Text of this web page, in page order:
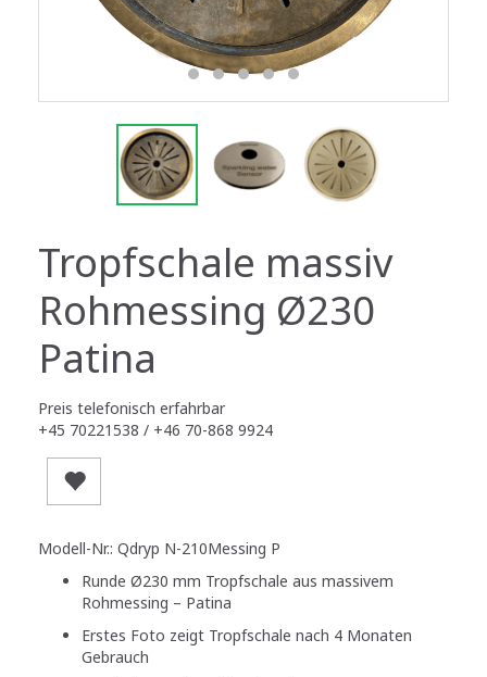
Tropfschale massiv
Rohmessing Ø230
Patina
Preis telefonisch erfahrbar
+45 70221538 / +46 70-868 9924
Modell-Nr.: Qdryp N-210Messing P
Runde Ø230 mm Tropfschale aus massivem
Rohmessing – Patina
Erstes Foto zeigt Tropfschale nach 4 Monaten
Gebrauch